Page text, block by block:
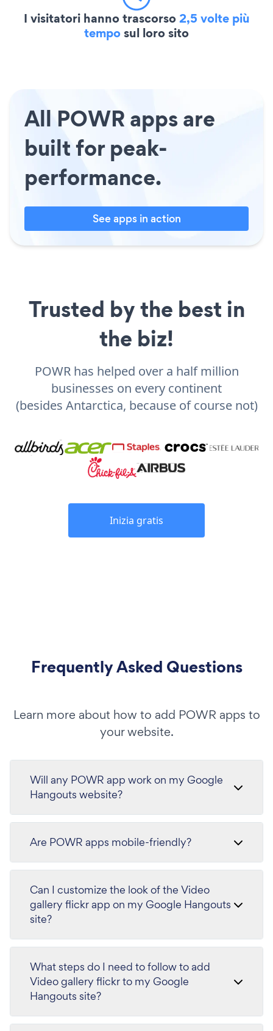
I visitatori hanno trascorso2,5 volte più
temposul loro sito
All POWR apps are
built for peak-
performance.
See apps in action
Trusted by the best in
the biz!
POWR has helped over a half million
businesses on every continent
(besides Antarctica, because of course not)
Inizia gratis
Frequently Asked Questions
Learn more about how to add POWR apps to
your website.
Will any POWR app work on my Google
Hangouts website?
Are POWR apps mobile-friendly?
Can I customize the look of the Video
gallery flickr app on my Google Hangouts
site?
What steps do I need to follow to add
Video gallery flickr to my Google
Hangouts site?